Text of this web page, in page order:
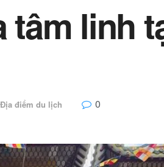
tâm linh
Địa điểm du lịch 0